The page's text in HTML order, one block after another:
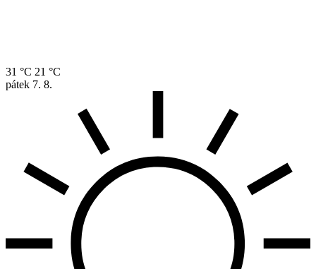
31 °C 21 °C
pátek 7. 8.